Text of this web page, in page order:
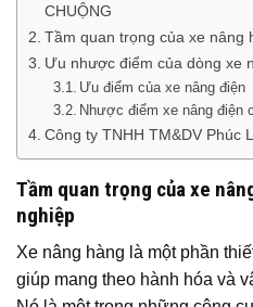
CHUỘNG
Tầm quan trọng của xe nâng
Ưu nhược điểm của dòng xe
Ưu điểm của xe nâng điện
Nhược điểm xe nâng điện
Công ty TNHH TM&DV Phúc
Tầm quan trọng của xe
nghiệp
Xe nâng hàng là một phần
giúp mang theo hành hóa và